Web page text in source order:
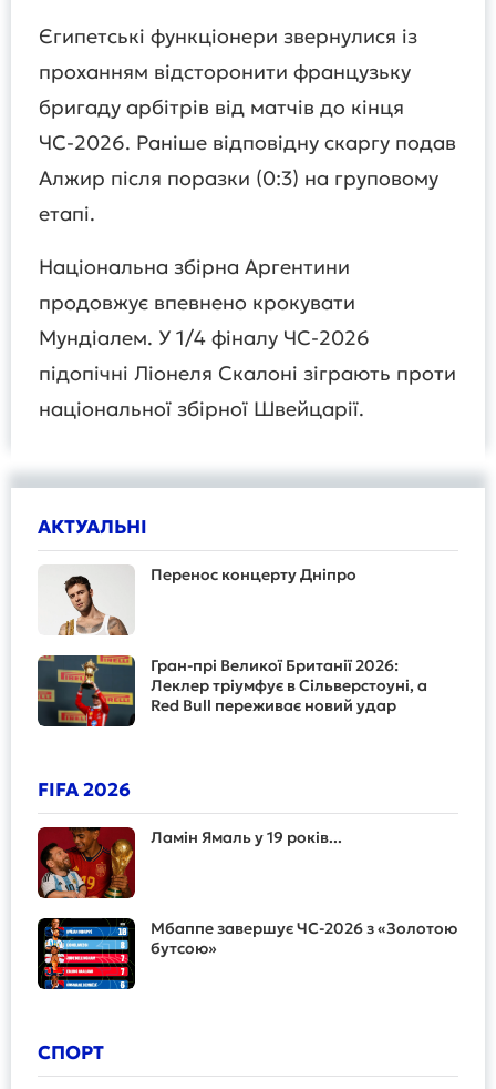
Єгипетські функціонери звернулися із
проханням відсторонити французьку
бригаду арбітрів від матчів до кінця
ЧС-2026. Раніше відповідну скаргу подав
Алжир після поразки (0:3) на груповому
етапі.
Національна збірна Аргентини
продовжує впевнено крокувати
Мундіалем. У 1/4 фіналу ЧС-2026
підопічні Ліонеля Скалоні зіграють проти
національної збірної Швейцарії.
АКТУАЛЬНІ
Перенос концерту Дніпро
Гран-прі Великої Британії 2026:
Леклер тріумфує в Сільверстоуні, а
Red Bull переживає новий удар
FIFA 2026
Ламін Ямаль у 19 років...
Мбаппе завершує ЧС-2026 з «Золотою
бутсою»
СПОРТ